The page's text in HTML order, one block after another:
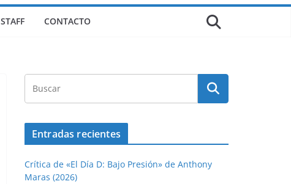
STAFF CONTACTO
Entradas recientes
Crítica de «El Día D: Bajo Presión» de Anthony
Maras (2026)